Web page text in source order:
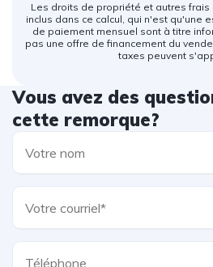
Les droits de propriété et autres
inclus dans ce calcul, qui n'est qu'une
de paiement mensuel sont à titre
pas une offre de financement du
taxes peuvent
Vous avez des
cette remorque?